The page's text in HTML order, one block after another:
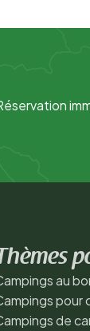
au
pour
de